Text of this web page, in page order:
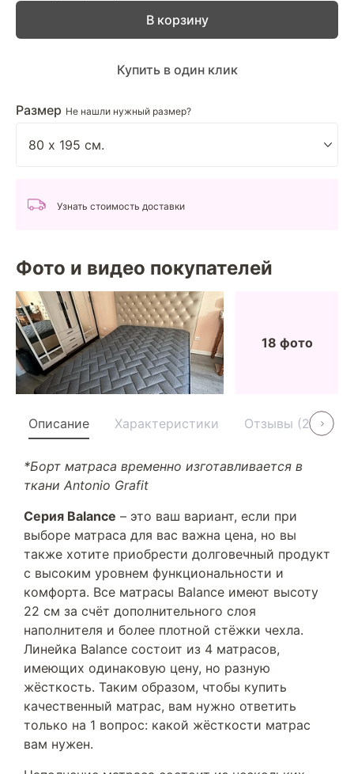
Размер Не нашли нужный размер?
В корзину
Купить в один клик
Узнать стоимость доставки
Фото и видео покупателей
18 фото
Описание Характеристики Отзывы (21)
*Борт матраса временно изготавливается в
ткани Antonio Grafit
Серия Balance – это ваш вариант, если при
выборе матраса для вас важна цена, но вы
также хотите приобрести долговечный продукт
с высоким уровнем функциональности и
комфорта. Все матрасы Balance имеют высоту
22 см за счёт дополнительного слоя
наполнителя и более плотной стёжки чехла.
Линейка Balance состоит из 4 матрасов,
имеющих одинаковую цену, но разную
жёсткость. Таким образом, чтобы купить
качественный матрас, вам нужно ответить
только на 1 вопрос: какой жёсткости матрас
вам нужен.